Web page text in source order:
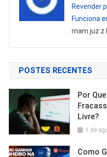
Revender
Funciona
mam juz z
POSTES RECENTES
Por
Livre?
1 de
Como